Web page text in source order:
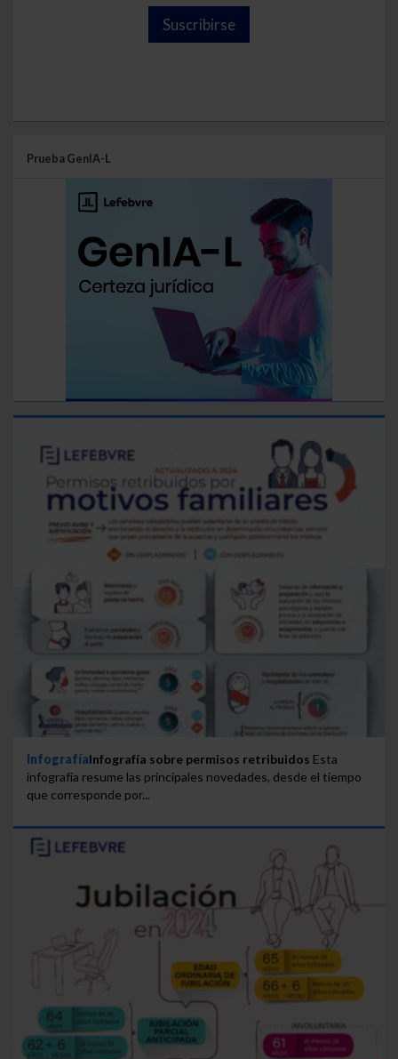
Suscribirse
Prueba GenIA-L
InfografíaInfografía sobre permisos retribuidos Esta
infografía resume las principales novedades, desde el tiempo
que corresponde por...